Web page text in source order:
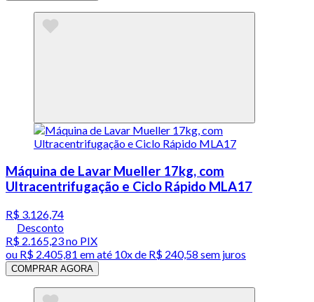
Máquina de Lavar Mueller 17kg, com
Ultracentrifugação e Ciclo Rápido MLA17
R$ 3.126,74
Desconto
R$ 2.165,23no PIX
ou R$ 2.405,81 em até 10x de R$ 240,58 sem juros
COMPRAR AGORA